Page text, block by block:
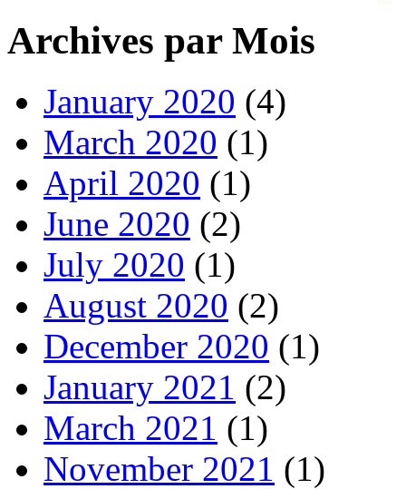
Archives par Mois
January 2020 (4)
March 2020 (1)
April 2020 (1)
June 2020 (2)
July 2020 (1)
August 2020 (2)
December 2020 (1)
January 2021 (2)
March 2021 (1)
November 2021 (1)